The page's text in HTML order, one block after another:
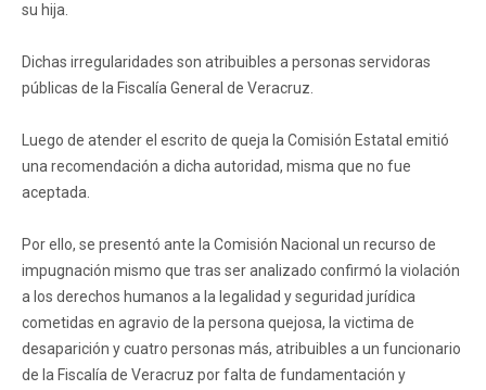
su hija.
Dichas irregularidades son atribuibles a personas servidoras
públicas de la Fiscalía General de Veracruz.
Luego de atender el escrito de queja la Comisión Estatal emitió
una recomendación a dicha autoridad, misma que no fue
aceptada.
Por ello, se presentó ante la Comisión Nacional un recurso de
impugnación mismo que tras ser analizado confirmó la violación
a los derechos humanos a la legalidad y seguridad jurídica
cometidas en agravio de la persona quejosa, la victima de
desaparición y cuatro personas más, atribuibles a un funcionario
de la Fiscalía de Veracruz por falta de fundamentación y